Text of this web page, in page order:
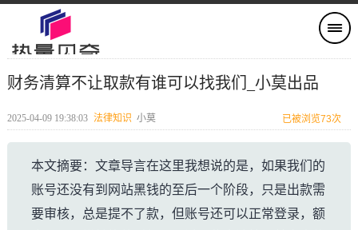
财务清算不让取款有谁可以找我们_小莫出品
2025-04-09 19:38:03 法律知识 小莫 已被浏览73次
本文摘要：文章导言在这里我想说的是，如果我们的
账号还没有到网站黑钱的至后一个阶段，只是出款需
要审核，总是提不了款，但账号还可以正常登录，额